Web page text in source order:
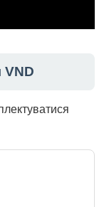
VND